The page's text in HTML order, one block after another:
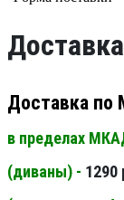
Доставка
Доставка по
в пределах
(диваны) - 1290